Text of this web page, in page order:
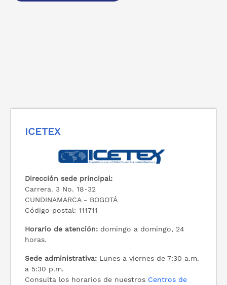
ICETEX
Dirección sede principal:
Carrera. 3 No. 18-32
CUNDINAMARCA - BOGOTÁ
Código postal: 111711
Horario de atención: domingo a domingo, 24
horas.
Sede administrativa: Lunes a viernes de 7:30 a.m.
a 5:30 p.m.
Consulta los horarios de nuestros Centros de